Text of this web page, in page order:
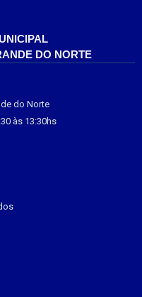
DO NORTE
do Norte
às 13:30hs